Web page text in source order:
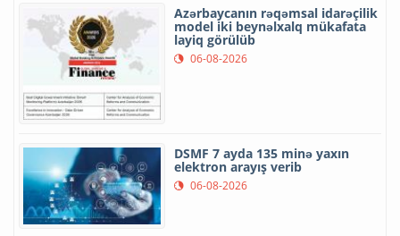
Azərbaycanın rəqəmsal idarəçilik
model iki beynəlxalq mükafata
layiq görülüb
06-08-2026
DSMF 7 ayda 135 minə yaxın
elektron arayış verib
06-08-2026